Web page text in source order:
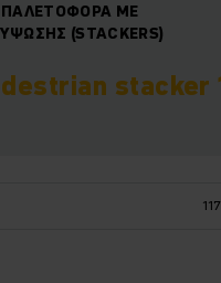
ΜΕ
(STACKERS)
stacker